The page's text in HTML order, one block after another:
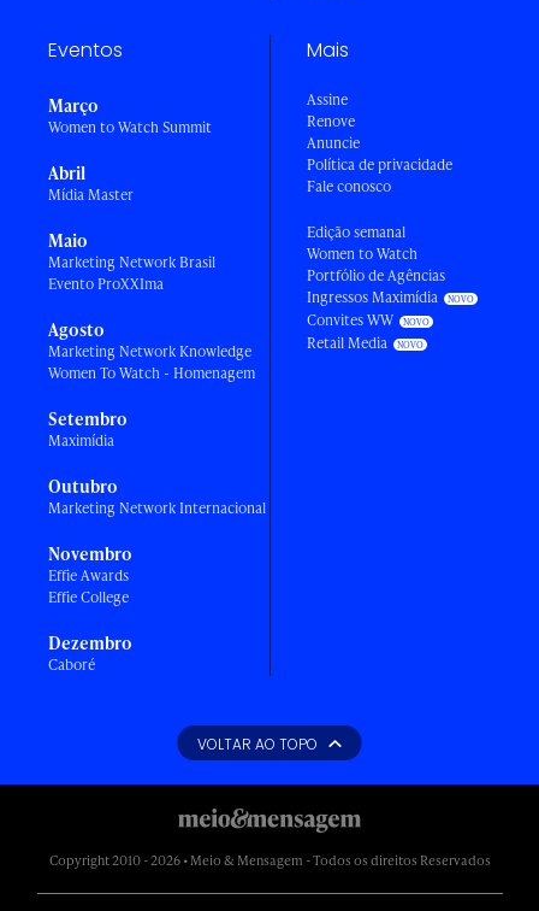
Eventos
Março
Women to Watch Summit
Abril
Mídia Master
Maio
Marketing Network Brasil
Evento ProXXIma
Agosto
Marketing Network Knowledge
Women To Watch - Homenagem
Setembro
Maximídia
Outubro
Marketing Network Internacional
Novembro
Effie Awards
Effie College
Dezembro
Caboré
Mais
Assine
Renove
Anuncie
Política de privacidade
Fale conosco
Edição semanal
Women to Watch
Portfólio de Agências
Ingressos Maximídia
Convites WW
Retail Media
VOLTAR AO TOPO
Copyright 2010 - 2026 • Meio & Mensagem - Todos os direitos Reservados